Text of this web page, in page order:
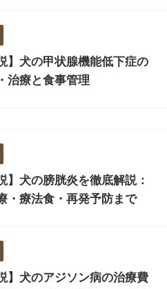
】犬の甲状腺機能低下症の
治療と食事管理
】犬の膀胱炎を徹底解説：
・療法食・再発予防まで
】犬のアジソン病の治療費